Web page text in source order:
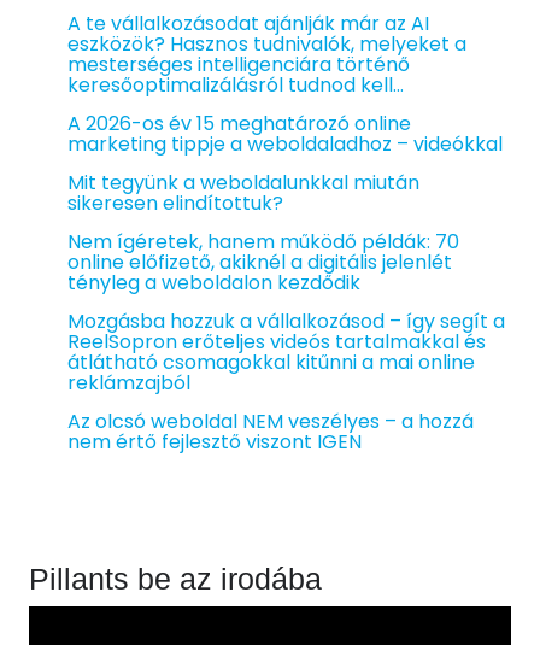
A te vállalkozásodat ajánlják már az AI
eszközök? Hasznos tudnivalók, melyeket a
mesterséges intelligenciára történő
keresőoptimalizálásról tudnod kell…
A 2026-os év 15 meghatározó online
marketing tippje a weboldaladhoz – videókkal
Mit tegyünk a weboldalunkkal miután
sikeresen elindítottuk?
Nem ígéretek, hanem működő példák: 70
online előfizető, akiknél a digitális jelenlét
tényleg a weboldalon kezdődik
Mozgásba hozzuk a vállalkozásod – így segít a
ReelSopron erőteljes videós tartalmakkal és
átlátható csomagokkal kitűnni a mai online
reklámzajból
Az olcsó weboldal NEM veszélyes – a hozzá
nem értő fejlesztő viszont IGEN
Pillants be az irodába